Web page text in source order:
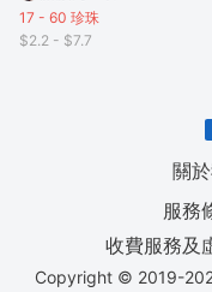
17 - 60 珍珠
$2.2 - $7.7
關
服務
收費服務及
Copyright © 2019-